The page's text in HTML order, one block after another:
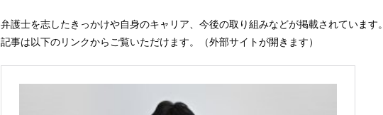
弁護士を志したきっかけや自身のキャリア、今後の取り組みなどが掲載されています。
記事は以下のリンクからご覧いただけます。（外部サイトが開きます）